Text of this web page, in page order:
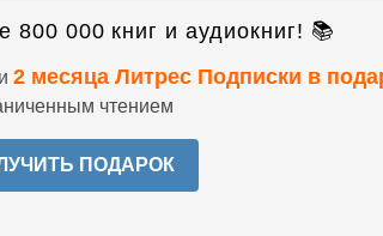
800 000 книг и аудиокниг! 📚
2 месяца Литрес Подписки в
чтением
ПОДАРОК